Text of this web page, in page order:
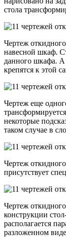
стола
Чертеж
навесной шкаф.
данного шкафа.
крепятся к этой
Чертеж еще
некоторые
таком случае в
Чертеж
присутствует
Чертеж
конструкции
располагается
разложенном